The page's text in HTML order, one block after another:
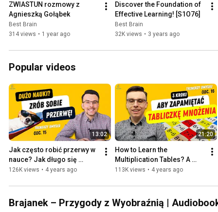
giętkości umysłu, koncentracji uwagi i szybkości kojarzenia
ZWIASTUN rozmowy z
Agnieszką Gołąbek
Best Brain
314 views • 1 year ago
Discover the Foundation of
Effective Learning! [S1O76]
Best Brain
32K views • 3 years ago
Popular videos
13:02
Jak często robić przerwy w
nauce? Jak długo się
uczyć? [S1O15]
126K views • 4 years ago
21:20
How to Learn the
Multiplication Tables? A
Memory Master's Three
the Mul...
113K views • 4 years ago
Brajanek – Przygody z Wyobraźnią |